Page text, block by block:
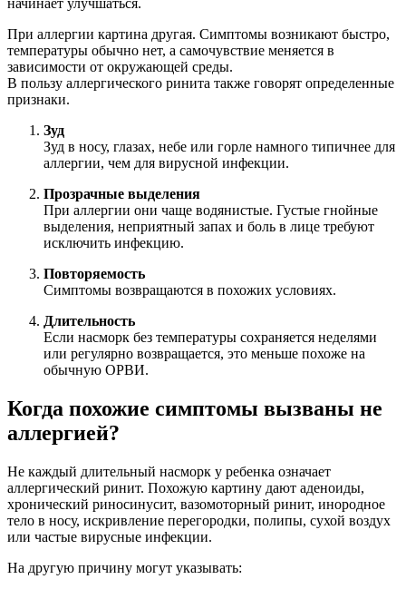
начинает улучшаться.
При аллергии картина другая. Симптомы возникают быстро,
температуры обычно нет, а самочувствие меняется в
зависимости от окружающей среды.
В пользу аллергического ринита также говорят определенные
признаки.
Зуд
Зуд в носу, глазах, небе или горле намного типичнее для
аллергии, чем для вирусной инфекции.
Прозрачные выделения
При аллергии они чаще водянистые. Густые гнойные
выделения, неприятный запах и боль в лице требуют
исключить инфекцию.
Повторяемость
Симптомы возвращаются в похожих условиях.
Длительность
Если насморк без температуры сохраняется неделями
или регулярно возвращается, это меньше похоже на
обычную ОРВИ.
Когда похожие симптомы вызваны не
аллергией?
Не каждый длительный насморк у ребенка означает
аллергический ринит. Похожую картину дают аденоиды,
хронический риносинусит, вазомоторный ринит, инородное
тело в носу, искривление перегородки, полипы, сухой воздух
или частые вирусные инфекции.
На другую причину могут указывать: